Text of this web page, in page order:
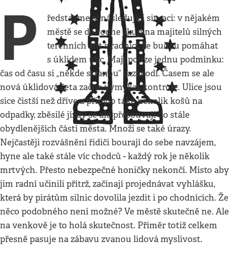
P
ředstavme si následující situaci: v nějakém
městě se dohodne skupina majitelů silných
terénních aut s radnicí, že budou pomáhat
s úklidem ulic. Mají pouze jednu podmínku:
čas od času si „někde stranou“ zazávodí. Časem se ale
nová úklidová četa začne vymykat kontrole. Ulice jsou
sice čistší než dříve a přibylo také několik košů na
odpadky, zběsilé jízdy se ale přesouvají do stále
obydlenějších částí města. Množí se také úrazy.
Nejčastěji rozvášnění řidiči bourají do sebe navzájem,
hyne ale také stále víc chodců - každý rok je několik
mrtvých. Přesto nebezpečné honičky nekončí. Místo aby
jim radní učinili přítrž, začínají projednávat vyhlášku,
která by pirátům silnic dovolila jezdit i po chodnících. Že
něco podobného není možné? Ve městě skutečně ne. Ale
na venkově je to holá skutečnost. Příměr totiž celkem
přesně pasuje na zábavu zvanou lidová myslivost.